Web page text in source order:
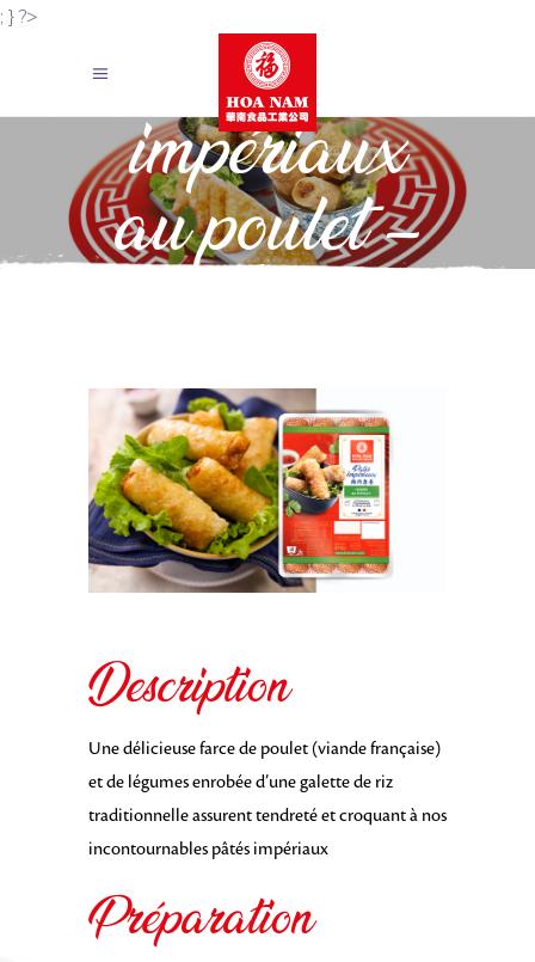
; } ?> Pâtés
impériaux
au poulet –
Frais
Description
Une délicieuse farce de poulet (viande française)
et de légumes enrobée d’une galette de riz
traditionnelle assurent tendreté et croquant à nos
incontournables pâtés impériaux
Préparation